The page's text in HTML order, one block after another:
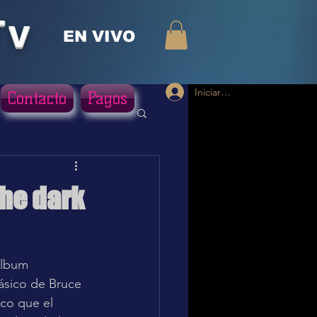
EN VIVO
Iniciar sesión
dark
de Bruce
que el
Contacto Pagos